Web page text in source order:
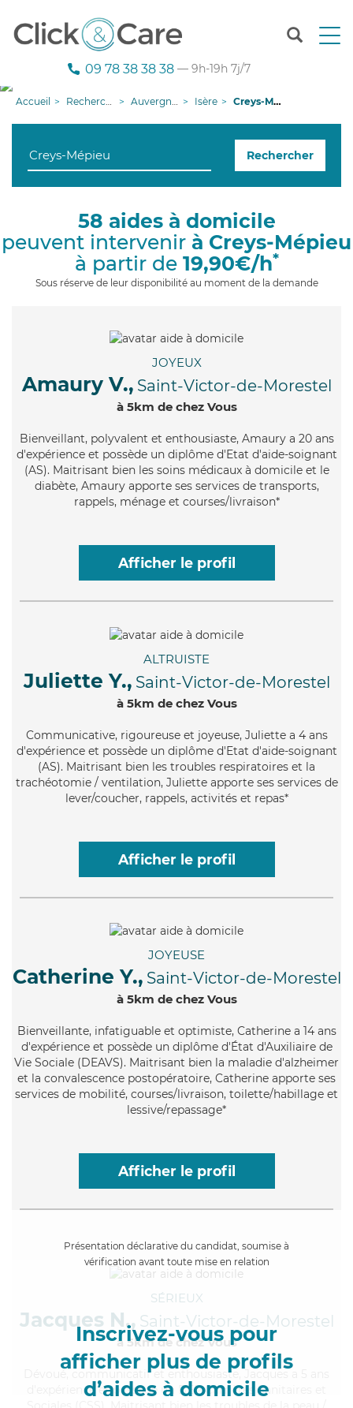
T
n
g
i
09 78 38 38 38 — 9h-19h 7j/7
Accueil Recherche aide à domicile Auvergne-Rhône-Alpes Isère Creys-Mépieu
Rechercher
58 aides à domicile
peuvent intervenir à Creys-Mépieu
à partir de 19,90€/h*
Sous réserve de leur disponibilité au moment de la demande
JOYEUX
Amaury V., Saint-Victor-de-Morestel
à 5km de chez Vous
Bienveillant, polyvalent et enthousiaste, Amaury a 20 ans
d'expérience et possède un diplôme d'Etat d'aide-soignant
(AS). Maitrisant bien les soins médicaux à domicile et le
diabète, Amaury apporte ses services de transports,
rappels, ménage et courses/livraison*
Afficher le profil
ALTRUISTE
Juliette Y., Saint-Victor-de-Morestel
à 5km de chez Vous
Communicative, rigoureuse et joyeuse, Juliette a 4 ans
d'expérience et possède un diplôme d'Etat d'aide-soignant
(AS). Maitrisant bien les troubles respiratoires et la
trachéotomie / ventilation, Juliette apporte ses services de
lever/coucher, rappels, activités et repas*
Afficher le profil
JOYEUSE
Catherine Y., Saint-Victor-de-Morestel
à 5km de chez Vous
Bienveillante, infatiguable et optimiste, Catherine a 14 ans
d'expérience et possède un diplôme d'État d'Auxiliaire de
Vie Sociale (DEAVS). Maitrisant bien la maladie d'alzheimer
et la convalescence postopératoire, Catherine apporte ses
services de mobilité, courses/livraison, toilette/habillage et
lessive/repassage*
Afficher le profil
Présentation déclarative du candidat, soumise à
vérification avant toute mise en relation
Inscrivez-vous pour
afficher plus de profils
d’aides à domicile
SÉRIEUX
Jacques N., Saint-Victor-de-Morestel
à 5km de chez Vous
, communicatif et enthousiaste, Jacques a 5 ans
d'expérience et possède un BEP Carrières Sanitaires et